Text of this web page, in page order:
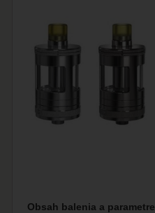
Obsah balenia a parametre